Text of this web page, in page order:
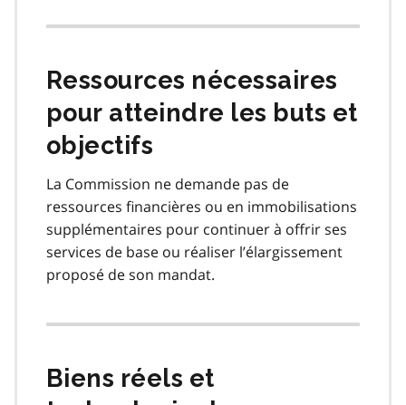
Ressources nécessaires
pour atteindre les buts et
objectifs
La Commission ne demande pas de
ressources financières ou en immobilisations
supplémentaires pour continuer à offrir ses
services de base ou réaliser l’élargissement
proposé de son mandat.
Biens réels et